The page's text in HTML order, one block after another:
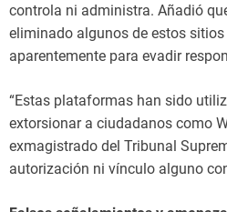
controla ni administra. Añadió
eliminado algunos de estos sitios
aparentemente para evadir
“Estas plataformas han sido
extorsionar a ciudadanos como
exmagistrado del Tribunal
autorización ni vínculo alguno